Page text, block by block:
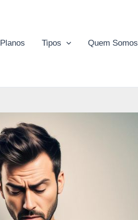
Planos Tipos Quem Somos